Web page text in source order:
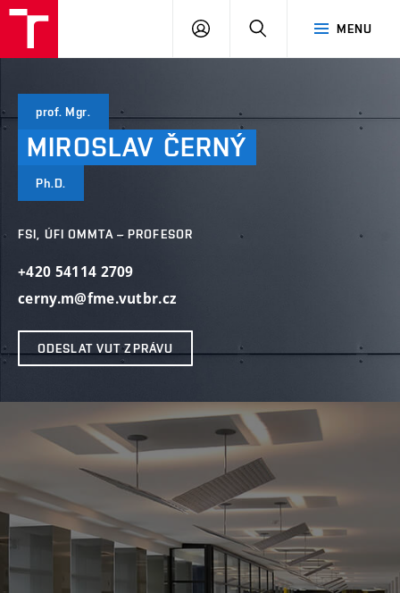
MENU
PŘIHLÁSIT
prof. Mgr.
MIROSLAV ČERNÝ
Ph.D.
FSI, ÚFI OMMTA – PROFESOR
+420 54114 2709
cerny.m@fme.vutbr.cz
ODESLAT VUT ZPRÁVU